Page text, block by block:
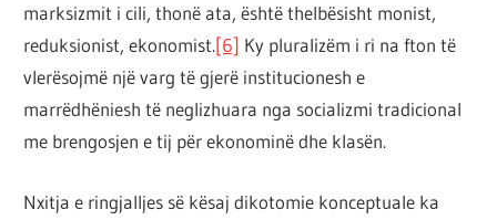
marksizmit i cili, thonë ata, është thelbësisht monist,
reduksionist, ekonomist.[6] Ky pluralizëm i ri na fton të
vlerësojmë një varg të gjerë institucionesh e
marrëdhëniesh të neglizhuara nga socializmi tradicional
me brengosjen e tij për ekonominë dhe klasën.
Nxitja e ringjalljes së kësaj dikotomie konceptuale ka